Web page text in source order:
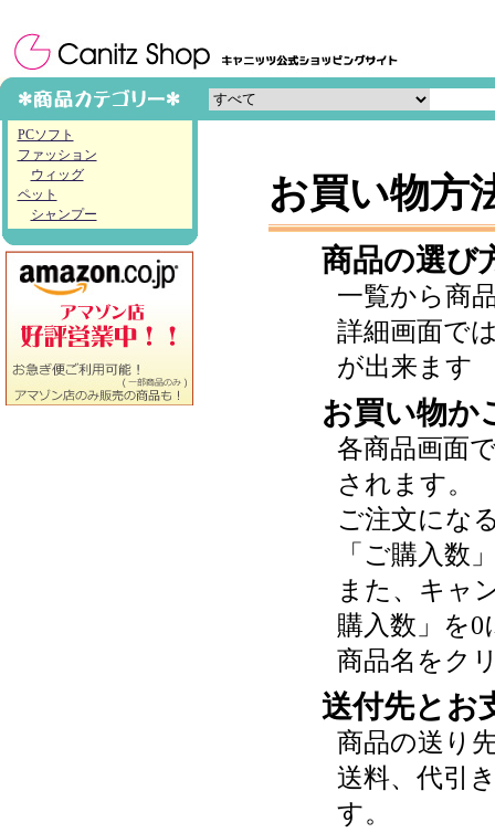
PCソフト
ファッション
ウィッグ
ペット
シャンプー
お買い物方
商品の選び
一覧から商
詳細画面で
が出来ます
お買い物か
各商品画面
されます。
ご注文にな
「ご購入数
また、キャ
購入数」を
商品名をク
送付先とお
商品の送り
送料、代引
す。